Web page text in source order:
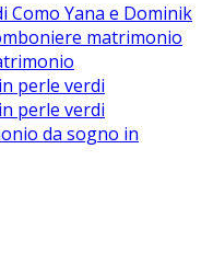
Yana e Dominik
matrimonio
perle verdi
perle verdi
da sogno in